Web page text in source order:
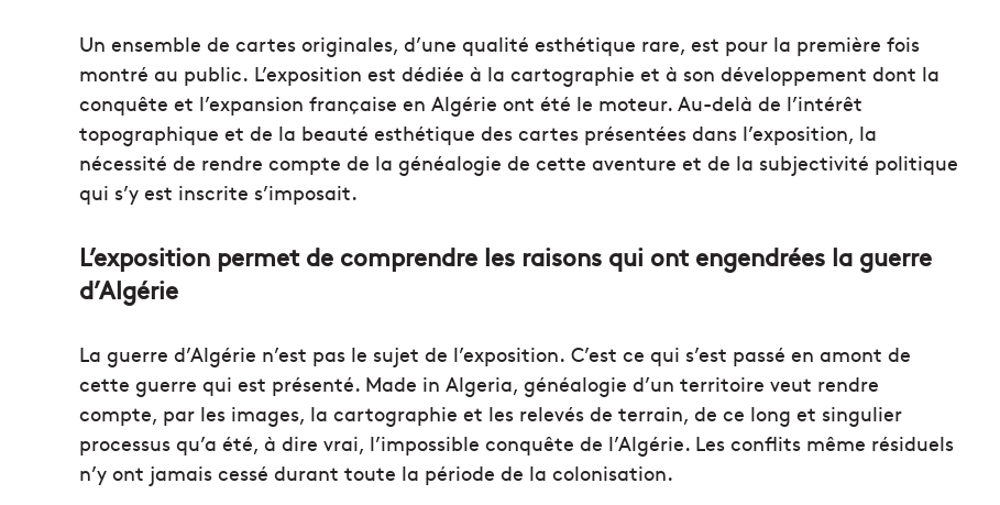
Un ensemble de cartes originales, d’une qualité esthétique rare, est pour la première fois
montré au public. L’exposition est dédiée à la cartographie et à son développement dont la
conquête et l’expansion française en Algérie ont été le moteur. Au-delà de l’intérêt
topographique et de la beauté esthétique des cartes présentées dans l’exposition, la
nécessité de rendre compte de la généalogie de cette aventure et de la subjectivité politique
qui s’y est inscrite s’imposait.
L’exposition permet de comprendre les raisons qui ont engendrées la guerre
d’Algérie
La guerre d’Algérie n’est pas le sujet de l’exposition. C’est ce qui s’est passé en amont de
cette guerre qui est présenté. Made in Algeria, généalogie d’un territoire veut rendre
compte, par les images, la cartographie et les relevés de terrain, de ce long et singulier
processus qu’a été, à dire vrai, l’impossible conquête de l’Algérie. Les conflits même résiduels
n’y ont jamais cessé durant toute la période de la colonisation.